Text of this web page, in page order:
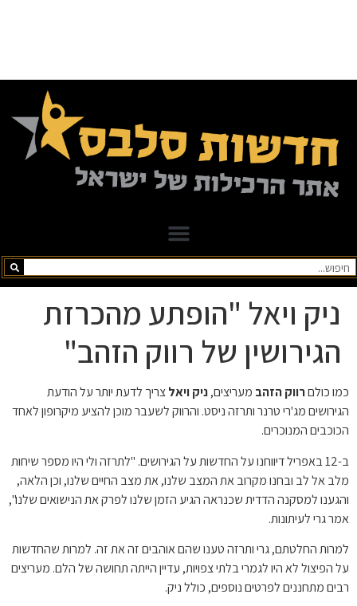
ניק ויאל "הופתע מהכרזת
הגירושין של רווק הזהב"
כמו כולםרווק הזהב מעריצים,ניק ויאלצריך לדעת יותר על הודעת
הגירושים מג'רי טרנר ותרזה ניסט. והרווק לשעבר מוכן להציע מיקרופון לאחד
הכוכבים המנוכרים.
ב-12 באפריל דיווחנו על החדשות על הגירושים. "לתרזה ולי היו מספר שיחות
מלב אל לב ובחנו מקרוב את המצב שלנו, את מצב החיים שלנו, וכן הלאה,
והגענו למסקנה הדדית שכנראה הגיע הזמן שלנו לפרק את הנישואים שלנו",
אמר גרי לעיתונות.
למרות החלטתם, גרי ותרזה טענו שהם אוהבים זה את זה. למרות שהחדשות
על הפיצול לא היו לגמרי בלתי צפויות, עדיין הייתה תחושה של הלם. מעריצים
רבים מתחננים לפרטים נוספים, כולל ניק.